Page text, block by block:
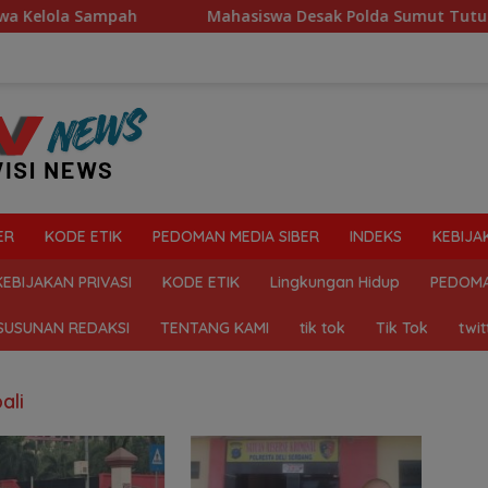
Sampah Mahasiswa Desak Polda Sumut Tutup
KODE ETIK PEDOMAN MEDIA SIBER INDEKS
PRIVASI KODE ETIK Lingkungan Hidup
REDAKSI TENTANG KAMI tik tok Tik Tok